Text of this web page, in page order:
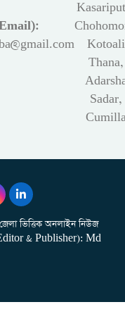
Kotoali
Thana,
Sadar,
ভিত্তিক অনলাইন নিউজ
(Editor & Publisher): Md